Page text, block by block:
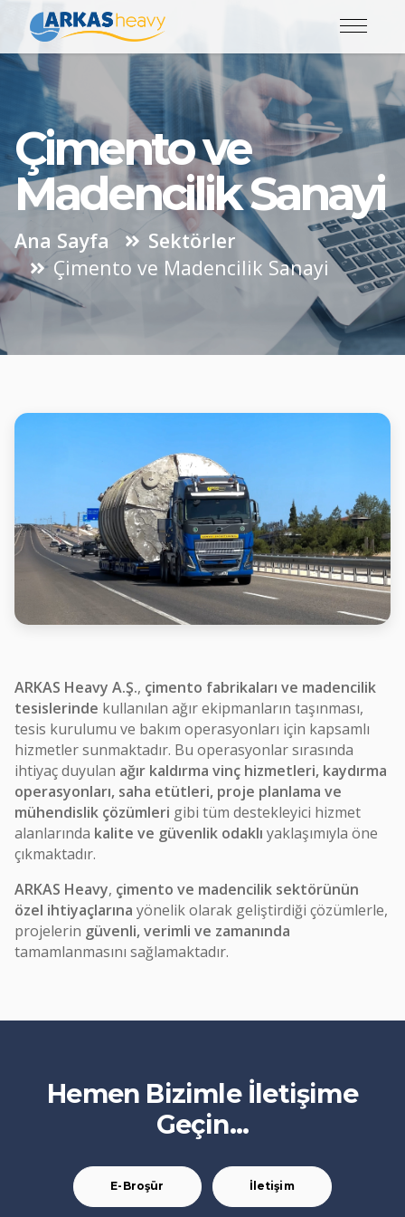
Çimento ve
Madencilik Sanayi
Ana Sayfa
Sektörler
Çimento ve Madencilik Sanayi
ARKAS Heavy A.Ş., çimento fabrikaları ve madencilik
tesislerinde kullanılan ağır ekipmanların taşınması,
tesis kurulumu ve bakım operasyonları için kapsamlı
hizmetler sunmaktadır. Bu operasyonlar sırasında
ihtiyaç duyulan ağır kaldırma vinç hizmetleri, kaydırma
operasyonları, saha etütleri, proje planlama ve
mühendislik çözümleri gibi tüm destekleyici hizmet
alanlarında kalite ve güvenlik odaklı yaklaşımıyla öne
çıkmaktadır.
ARKAS Heavy, çimento ve madencilik sektörünün
özel ihtiyaçlarına yönelik olarak geliştirdiği çözümlerle,
projelerin güvenli, verimli ve zamanında
tamamlanmasını sağlamaktadır.
Hemen Bizimle İletişime
Geçin...
E-Broşür İletişim